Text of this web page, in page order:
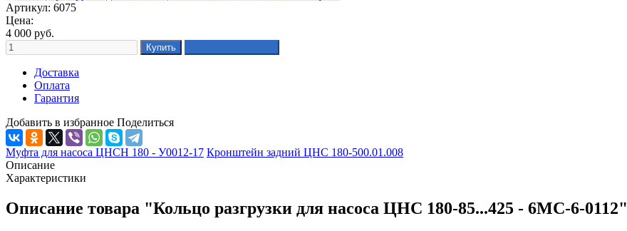
Артикул: 6075
Цена:
4 000 руб.
Доставка
Оплата
Гарантия
Добавить в избранное Поделиться
Муфта для насоса ЦНСН 180 - У0012-17 Кронштейн задний ЦНС 180-500.01.008
Описание
Характеристики
Описание товара "Кольцо разгрузки для насоса ЦНС 180-85...425 - 6МС-6-0112"